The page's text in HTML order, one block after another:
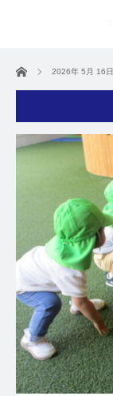
ホーム 2026年 5月 16日